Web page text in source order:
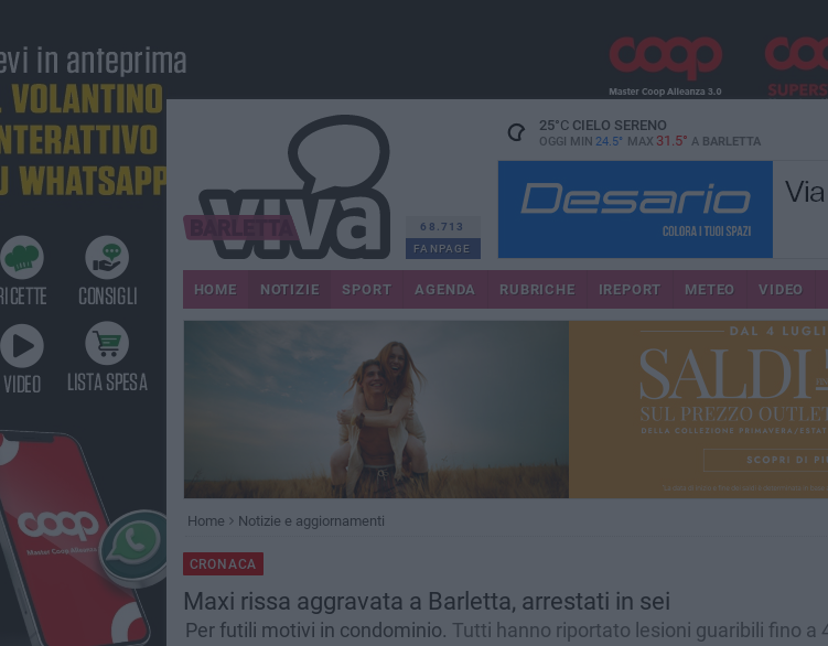
68.713
FANPAGE
25°CCIELO SERENO
OGGI MIN 24.5° MAX 31.5° A BARLETTA
HOME NOTIZIE SPORT AGENDA RUBRICHE IREPORT METEO VIDEO
Home Notizie e aggiornamenti
CRONACA
Maxi rissa aggravata a Barletta, arrestati in sei
Per futili motivi in condominio. Tutti hanno riportato lesioni guaribili fino a